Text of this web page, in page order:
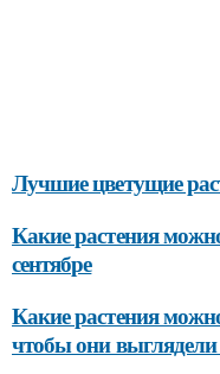
Лучшие цветущие
Какие растения
сентябре
Какие растения
чтобы они